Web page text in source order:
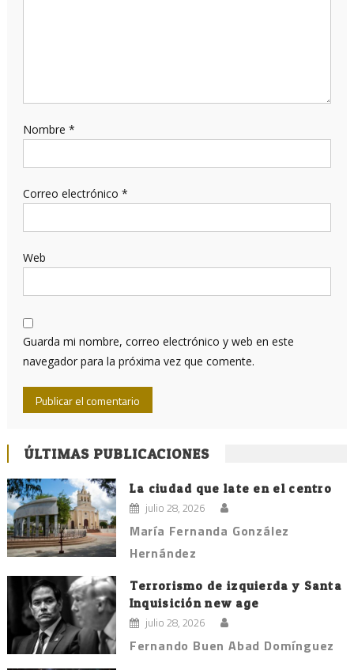
Nombre *
Correo electrónico *
Web
Guarda mi nombre, correo electrónico y web en este
navegador para la próxima vez que comente.
ÚLTIMAS PUBLICACIONES
La ciudad que late en el centro
julio 28, 2026
María Fernanda González
Hernández
Terrorismo de izquierda y Santa
Inquisición new age
julio 28, 2026
Fernando Buen Abad Domínguez